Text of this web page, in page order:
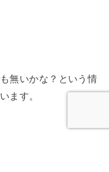
無いかな？という情
ます。